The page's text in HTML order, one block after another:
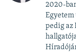
2020-
pedig az